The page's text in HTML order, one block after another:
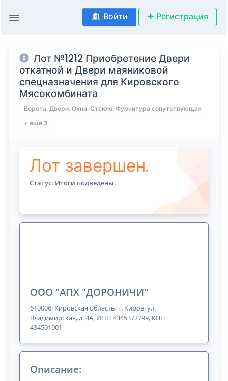
Войти Регистрация
Лот №1212 Приобретение Двери
откатной и Двери маяниковой
спецназначения для Кировского
Мясокомбината
Ворота. Двери. Окна. Стекло. Фурнитура сопутствующая
+ ещё 3
Лот завершен.
Статус: Итоги подведены.
ООО "АПХ "ДОРОНИЧИ"
610006, Кировская область, г. Киров, ул.
Владимирская, д. 4А, ИНН 4345377799, КПП
434501001
Описание: